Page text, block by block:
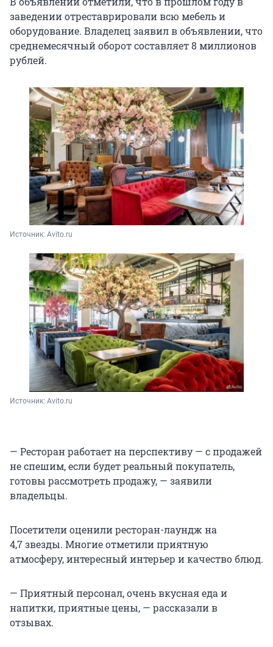
заведении отреставрировали всю мебель и
оборудование. Владелец заявил в объявлении, что
среднемесячный оборот составляет8 миллионов
рублей.
Источник: Avito.ru
Источник: Avito.ru
— Ресторан работает на перспективу — с продажей
не спешим, если будет реальный покупатель,
готовы рассмотреть продажу, — заявили
владельцы.
Посетители оценили ресторан-лаундж на
4,7 звезды. Многие отметили приятную
атмосферу, интересный интерьер и качество блюд.
— Приятный персонал, очень вкусная еда и
напитки, приятные цены, — рассказали в
отзывах.